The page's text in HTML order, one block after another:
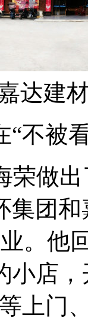
达建
被看
做出
集团
。他
小店
上门